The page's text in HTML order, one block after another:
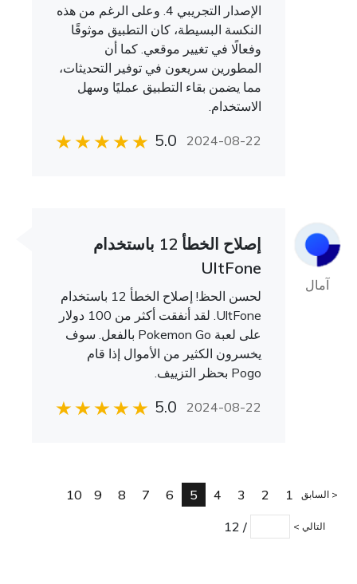
الإصدار التجريبي 4. وعلى الرغم من هذه
النكسة البسيطة، كان التطبيق موثوقًا
وفعالًا في تغيير موقعي. كما أن
المطورين سريعون في توفير التحديثات،
مما يضمن بقاء التطبيق عمليًا وسهل
الاستخدام.
5.0 2024-08-22
آمال
إصلاح الخطأ 12 باستخدام
UltFone
لحسن الحظ! إصلاح الخطأ 12 باستخدام
UltFone. لقد أنفقت أكثر من 100 دولار
على لعبة Pokemon Go بالفعل. سوف
يخسرون الكثير من الأموال إذا قام
Pogo بحظر التزييف.
5.0 2024-08-22
السابق 1
2
3
4
5
6
7
8
9
10
التالي /
12